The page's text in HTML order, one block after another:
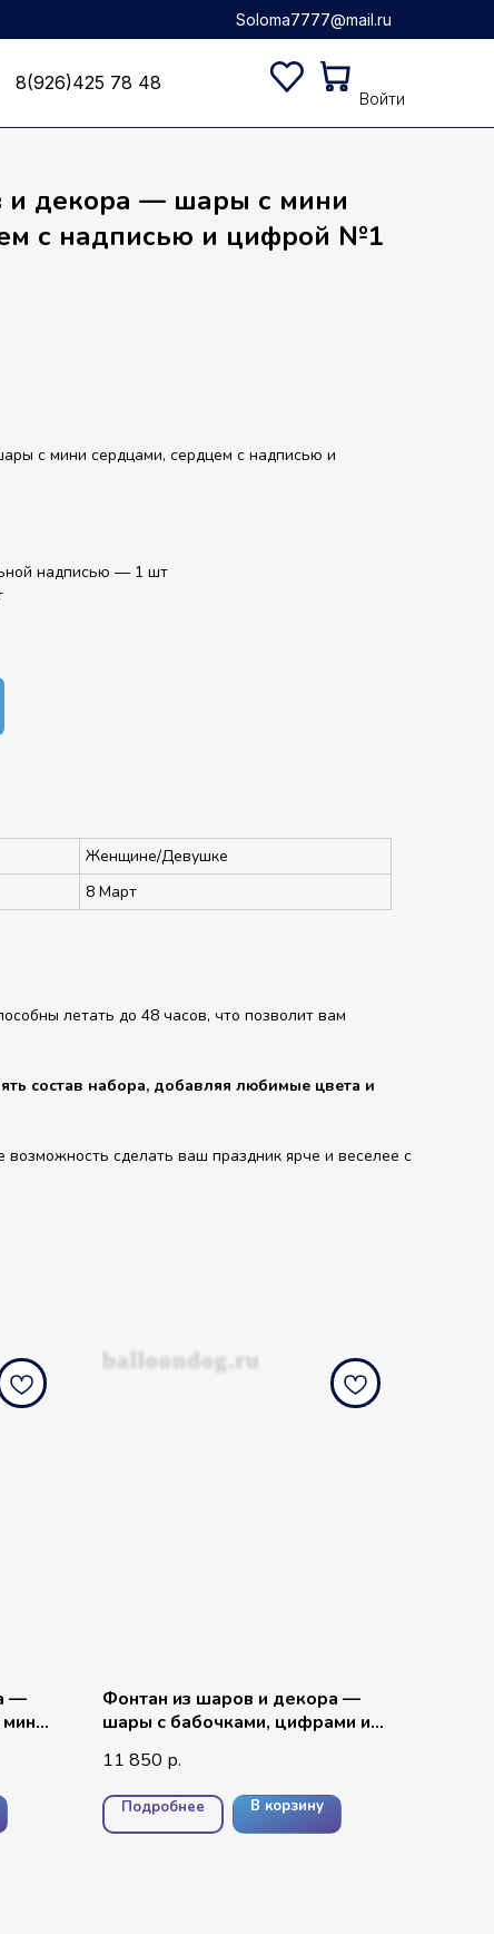
Soloma7777@mail.ru
Войти
8(926)425 78 48
8(926)425 78 48
и декора — шары с мини
с надписью и цифрой №1
с мини сердцами, сердцем с надписью и
надписью — 1 шт
Женщине/Девушке
8 Март
летать до 48 часов, что позволит вам
состав набора, добавляя любимые цвета и
возможность сделать ваш праздник ярче и веселее с
—
balloondog.ru
Фонтан из шаров и декора —
шары с бабочками, цифрами и
11 850 р.
Подробнее В корзину